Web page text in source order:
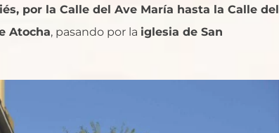
por la Calle del Ave María hasta la Calle del
Atocha, pasando por la iglesia de San